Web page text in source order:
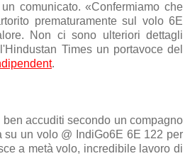
comunicato. «Confermiamo che
prematuramente sul volo 6E
Non ci sono ulteriori dettagli
Times un portavoce del
.
accuditi secondo un compagno
su un volo @ IndiGo6E 6E 122 per
a metà volo, incredibile lavoro di